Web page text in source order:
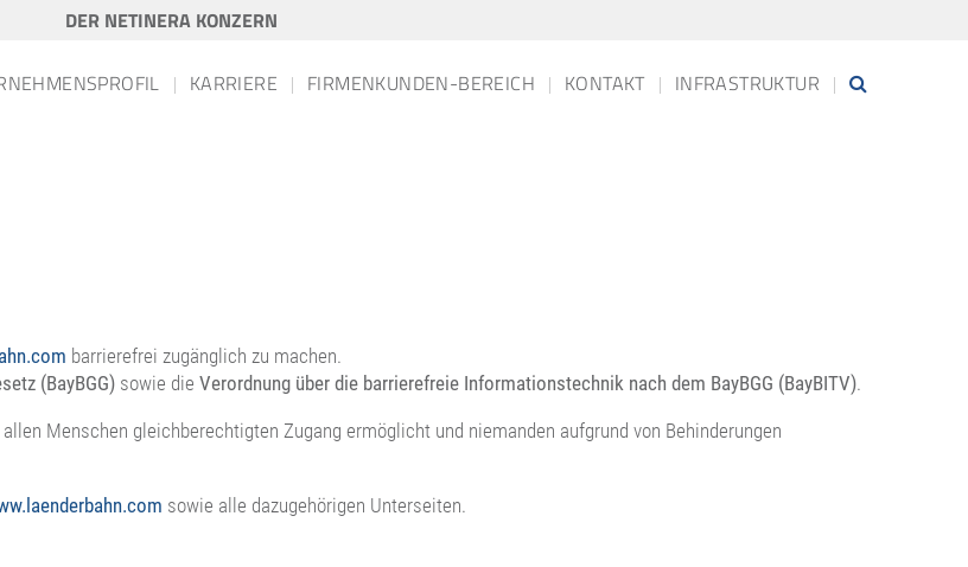
DER NETINERA KONZERN
KARRIERE FIRMENKUNDEN-BEREICH KONTAKT INFRASTRUKTUR
barrierefrei zugänglich zu machen.
(BayBGG) sowie die Verordnung über die barrierefreie Informationstechnik nach dem BayBGG (BayBITV).
Menschen gleichberechtigten Zugang ermöglicht und niemanden aufgrund von Behinderungen
sowie alle dazugehörigen Unterseiten.